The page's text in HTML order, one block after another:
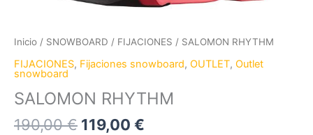
Inicio / SNOWBOARD / FIJACIONES / SALOMON RHYTHM
FIJACIONES, Fijaciones snowboard, OUTLET, Outlet
snowboard
SALOMON RHYTHM
190,00€ 119,00 €